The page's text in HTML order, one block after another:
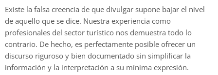
Existe la falsa creencia de que divulgar supone bajar el nivel
de aquello que se dice. Nuestra experiencia como
profesionales del sector turístico nos demuestra todo lo
contrario. De hecho, es perfectamente posible ofrecer un
discurso riguroso y bien documentado sin simplificar la
información y la interpretación a su mínima expresión.